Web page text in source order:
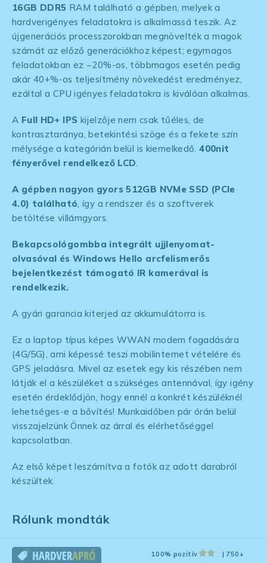
16GB DDR5 RAM található a gépben, melyek a
hardverigényes feladatokra is alkalmassá teszik. Az
újgenerációs processzorokban megnövelték a magok
számát az előző generációkhoz képest; egymagos
feladatokban ez ~20%-os, többmagos esetén pedig
akár 40+%-os teljesítmény növekedést eredményez,
ezáltal a CPU igényes feladatokra is kiválóan alkalmas.
A Full HD+ IPS kijelzője nem csak tűéles, de
kontrasztaránya, betekintési szöge és a fekete szín
mélysége a kategórián belül is kiemelkedő.400nit
fényerővel rendelkező LCD.
A gépben nagyon gyors 512GB NVMe SSD (PCIe
4.0) található, így a rendszer és a szoftverek
betöltése villámgyors.
Bekapcsológombba integrált ujjlenyomat-
olvasóval és Windows Hello arcfelismerős
bejelentkezést támogató IR kamerával is
rendelkezik.
A gyári garancia kiterjed az akkumulátorra is.
Ez a laptop típus képes WWAN modem fogadására
(4G/5G), ami képessé teszi mobilinternet vételére és
GPS jeladásra. Mivel az esetek egy kis részében nem
látják el a készüléket a szükséges antennával, így igény
esetén érdeklődjön, hogy ennél a konkrét készüléknél
lehetséges-e a bővítés! Munkaidőben pár órán belül
visszajelzünk Önnek az árral és elérhetőséggel
kapcsolatban.
Az első képet leszámítva a fotók az adott darabról
készültek.
Rólunk mondták
100% pozitív | 750+